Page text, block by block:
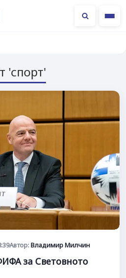
'спорт'
Автор:Владимир Милчин
за Световното